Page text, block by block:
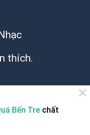
thích.
Bến Tre chất